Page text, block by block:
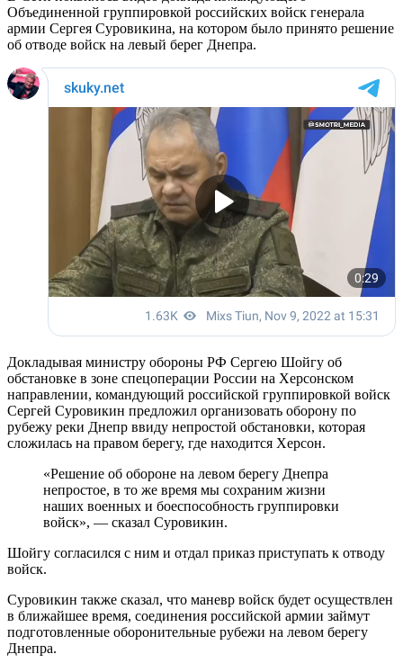
Объединенной группировкой российских войск генерала
армии Сергея Суровикина, на котором было принято решение
об отводе войск на левый берег Днепра.
Докладывая министру обороны РФ Сергею Шойгу об
обстановке в зоне спецоперации России на Херсонском
направлении, командующий российской группировкой войск
Сергей Суровикин предложил организовать оборону по
рубежу реки Днепр ввиду непростой обстановки, которая
сложилась на правом берегу, где находится Херсон.
«Решение об обороне на левом берегу Днепра
непростое, в то же время мы сохраним жизни
наших военных и боеспособность группировки
войск», — сказал Суровикин.
Шойгу согласился с ним и отдал приказ приступать к отводу
войск.
Суровикин также сказал, что маневр войск будет осуществлен
в ближайшее время, соединения российской армии займут
подготовленные оборонительные рубежи на левом берегу
Днепра.